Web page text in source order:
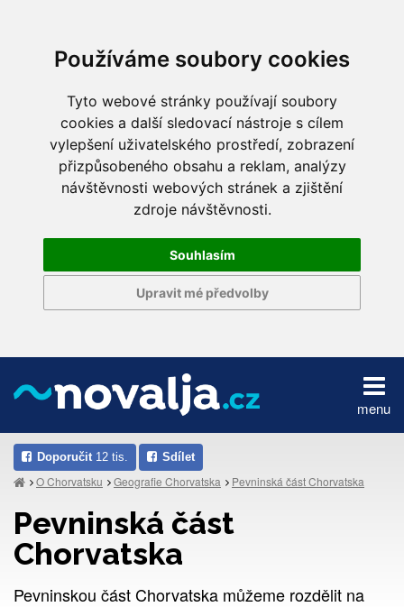
Používáme soubory cookies
Tyto webové stránky používají soubory
cookies a další sledovací nástroje s cílem
vylepšení uživatelského prostředí, zobrazení
přizpůsobeného obsahu a reklam, analýzy
návštěvnosti webových stránek a zjištění
zdroje návštěvnosti.
Souhlasím
Upravit mé předvolby
menu
Doporučit 12 tis. Sdílet
O Chorvatsku Geografie Chorvatska Pevninská část Chorvatska
Pevninská část
Chorvatska
Pevninskou část Chorvatska můžeme rozdělit na